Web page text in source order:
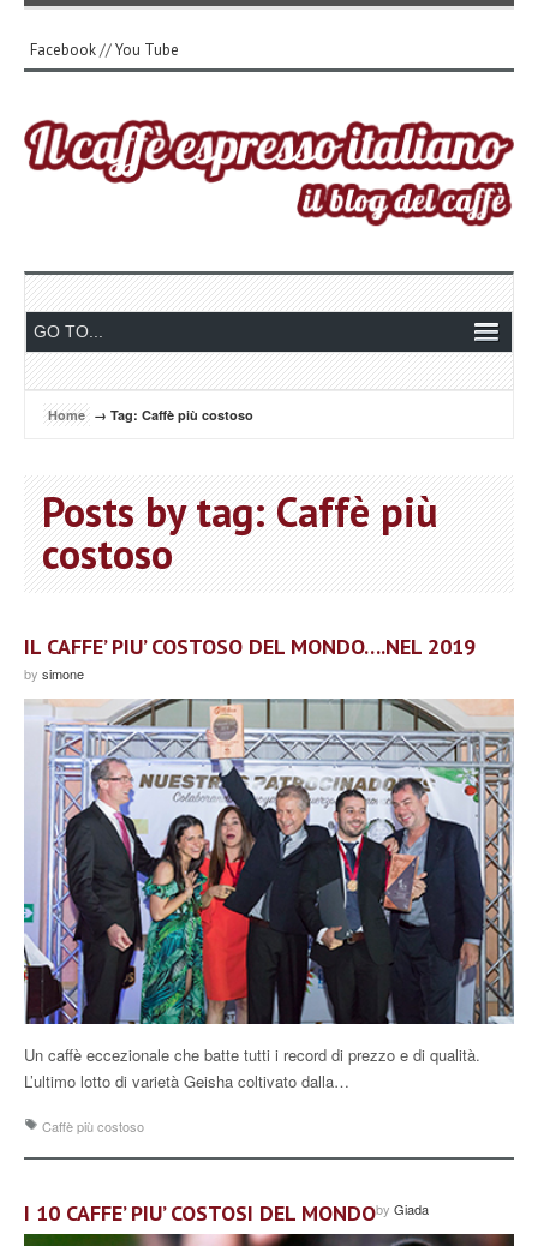
Facebook//You Tube
Home → Tag: Caffè più costoso
Posts by tag: Caffè più
costoso
IL CAFFE’ PIU’ COSTOSO DEL MONDO….NEL 2019
by simone
Un caffè eccezionale che batte tutti i record di prezzo e di qualità.
L’ultimo lotto di varietà Geisha coltivato dalla…
Caffè più costoso
I 10 CAFFE’ PIU’ COSTOSI DEL MONDOby Giada